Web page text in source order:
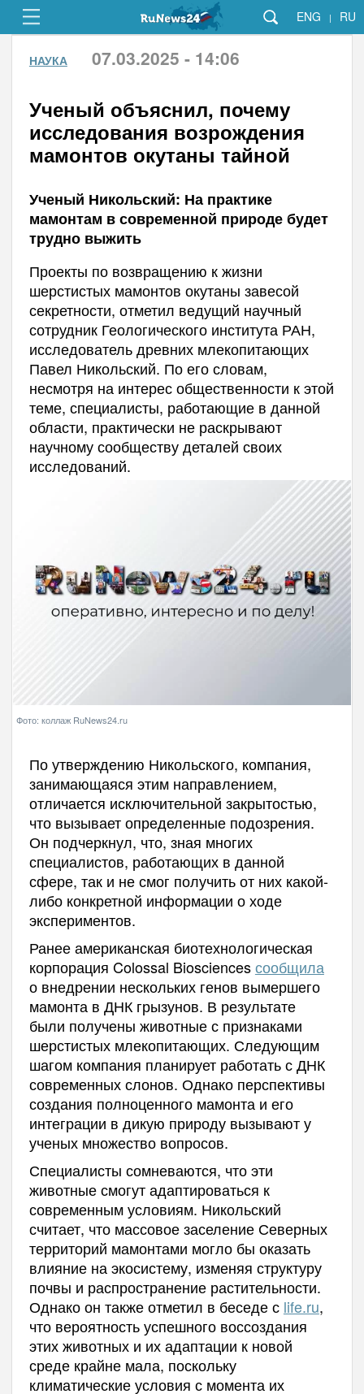
ENG | RU
НАУКА 07.03.2025 - 14:06
Ученый объяснил, почему
исследования возрождения
мамонтов окутаны тайной
Ученый Никольский: На практике
мамонтам в современной природе будет
трудно выжить
Проекты по возвращению к жизни
шерстистых мамонтов окутаны завесой
секретности, отметил ведущий научный
сотрудник Геологического института РАН,
исследователь древних млекопитающих
Павел Никольский. По его словам,
несмотря на интерес общественности к этой
теме, специалисты, работающие в данной
области, практически не раскрывают
научному сообществу деталей своих
исследований.
Фото: коллаж RuNews24.ru
По утверждению Никольского, компания,
занимающаяся этим направлением,
отличается исключительной закрытостью,
что вызывает определенные подозрения.
Он подчеркнул, что, зная многих
специалистов, работающих в данной
сфере, так и не смог получить от них какой-
либо конкретной информации о ходе
экспериментов.
Ранее американская биотехнологическая
корпорация Colossal Biosciencesсообщила
о внедрении нескольких генов вымершего
мамонта в ДНК грызунов. В результате
были получены животные с признаками
шерстистых млекопитающих. Следующим
шагом компания планирует работать с ДНК
современных слонов. Однако перспективы
создания полноценного мамонта и его
интеграции в дикую природу вызывают у
ученых множество вопросов.
Специалисты сомневаются, что эти
животные смогут адаптироваться к
современным условиям. Никольский
считает, что массовое заселение Северных
территорий мамонтами могло бы оказать
влияние на экосистему, изменяя структуру
почвы и распространение растительности.
Однако он также отметил в беседе с life.ru,
что вероятность успешного воссоздания
этих животных и их адаптации к новой
среде крайне мала, поскольку
климатические условия с момента их